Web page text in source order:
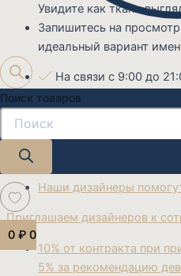
Поиск товаров
0 ₽ 0
Увидите как ткани
Запишитесь на
идеальный вариант
На связи с 9:00 до
Звоните
E-mail:
Закажите готовый дизайн
Наши дизайнеры
Приглашаем дизайнеров к
10% от контракта при
5% за рекомендацию